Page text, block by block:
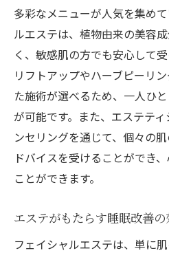
多彩なメニューが人気を集め
ルエステは、植物由来の美容
く、敏感肌の方でも安心して
リフトアップやハーブピーリ
た施術が選べるため、一人ひ
が可能です。また、エステテ
ンセリングを通じて、個々の
ドバイスを受けることができ
ことができます。
エステがもたらす睡眠改善
フェイシャルエステは、単に